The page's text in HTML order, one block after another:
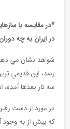
*در مقایسه با
در ایران به چه
رسد، اين قديمي
سه تار بعدها آمده، اما ساز
در مورد از دست
كه پيش از به وجود